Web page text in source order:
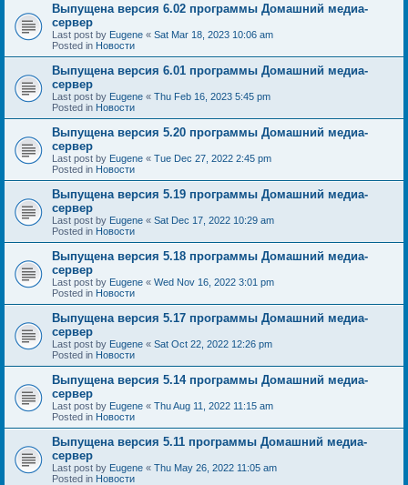
Выпущена версия 6.02 программы Домашний медиа-
сервер
Last post by Eugene « Sat Mar 18, 2023 10:06 am
Posted in Новости
Выпущена версия 6.01 программы Домашний медиа-
сервер
Last post by Eugene « Thu Feb 16, 2023 5:45 pm
Posted in Новости
Выпущена версия 5.20 программы Домашний медиа-
сервер
Last post by Eugene « Tue Dec 27, 2022 2:45 pm
Posted in Новости
Выпущена версия 5.19 программы Домашний медиа-
сервер
Last post by Eugene « Sat Dec 17, 2022 10:29 am
Posted in Новости
Выпущена версия 5.18 программы Домашний медиа-
сервер
Last post by Eugene « Wed Nov 16, 2022 3:01 pm
Posted in Новости
Выпущена версия 5.17 программы Домашний медиа-
сервер
Last post by Eugene « Sat Oct 22, 2022 12:26 pm
Posted in Новости
Выпущена версия 5.14 программы Домашний медиа-
сервер
Last post by Eugene « Thu Aug 11, 2022 11:15 am
Posted in Новости
Выпущена версия 5.11 программы Домашний медиа-
сервер
Last post by Eugene « Thu May 26, 2022 11:05 am
Posted in Новости